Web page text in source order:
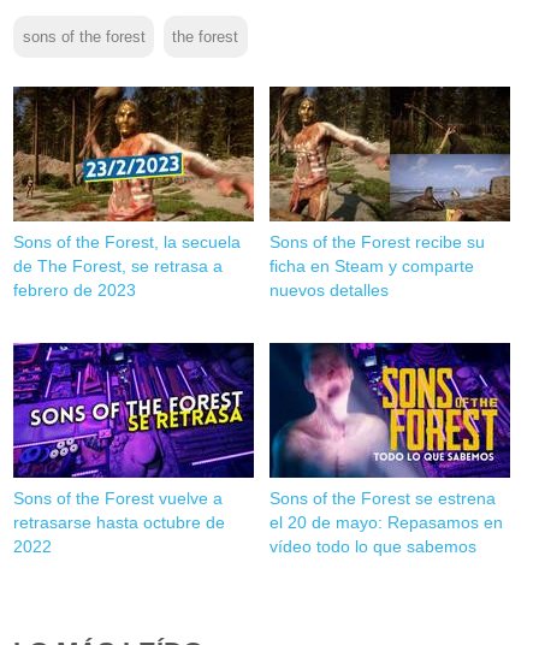
sons of the forest the forest
Sons of the Forest, la secuela
de The Forest, se retrasa a
febrero de 2023
Sons of the Forest recibe su
ficha en Steam y comparte
nuevos detalles
Sons of the Forest vuelve a
retrasarse hasta octubre de
2022
Sons of the Forest se estrena
el 20 de mayo: Repasamos en
vídeo todo lo que sabemos